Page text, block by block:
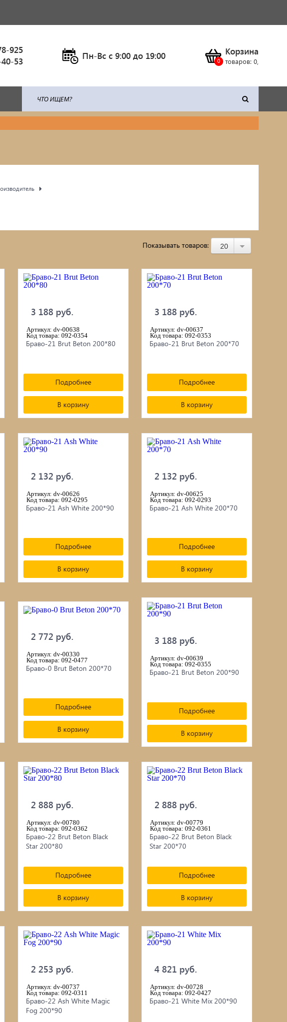
925
53
Пн-Вс c 9:00 до 19:00 Корзина
товаров: 0,
отделка: сайдинг/
и дачная техника
Строительное оборудование
Чучела животных и птиц
рубероид
Подвесные кресла
Показывать товаров: 20
3 188 руб.
Артикул: dv-00638
Код товара: 092-0354
Браво-21 Brut Beton 200*80
Подробнее
В корзину
3 188 руб.
Артикул: dv-00637
Код товара: 092-0353
Браво-21 Brut Beton 200*70
Подробнее
В корзину
2 132 руб.
Артикул: dv-00626
Код товара: 092-0295
Браво-21 Ash White 200*90
Подробнее
В корзину
2 132 руб.
Артикул: dv-00625
Код товара: 092-0293
Браво-21 Ash White 200*70
Подробнее
В корзину
2 772 руб.
Артикул: dv-00330
Код товара: 092-0477
Браво-0 Brut Beton 200*70
Подробнее
В корзину
3 188 руб.
Артикул: dv-00639
Код товара: 092-0355
Браво-21 Brut Beton 200*90
Подробнее
В корзину
2 888 руб.
Артикул: dv-00780
Код товара: 092-0362
Браво-22 Brut Beton Black
Star 200*80
Подробнее
В корзину
2 888 руб.
Артикул: dv-00779
Код товара: 092-0361
Браво-22 Brut Beton Black
Star 200*70
Подробнее
В корзину
2 253 руб.
Артикул: dv-00737
Код товара: 092-0311
Браво-22 Ash White Magic
Fog 200*90
4 821 руб.
Артикул: dv-00728
Код товара: 092-0427
Браво-21 White Mix 200*90